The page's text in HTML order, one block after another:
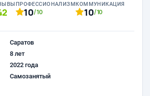
ПРОФЕССИОНАЛИЗМ
10/10
КОММУНИКАЦИЯ
10/10
Саратов
8 лет
2022 года
Самозанятый